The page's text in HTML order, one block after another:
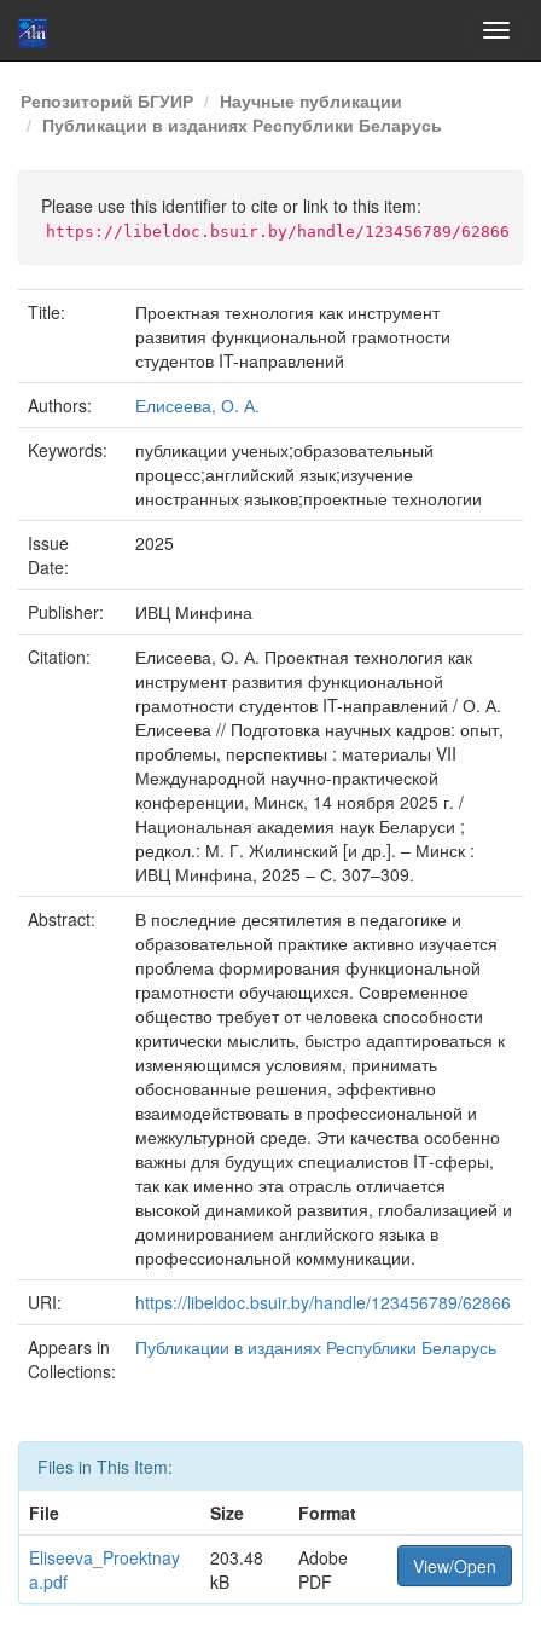
Skip
navigation
Репозиторий БГУИР
Научные публикации
Публикации в изданиях Республики Беларусь
Please use this identifier to cite or link to this item:
https://libeldoc.bsuir.by/handle/123456789/62866
Title:
Проектная технология как инструмент
развития функциональной грамотности
студентов IT-направлений
Authors:
Елисеева, О. А.
Keywords:
публикации ученых;образовательный
процесс;английский язык;изучение
иностранных языков;проектные технологии
Issue
Date:
2025
Publisher:
ИВЦ Минфина
Citation:
Елисеева, О. А. Проектная технология как
инструмент развития функциональной
грамотности студентов IT-направлений / О. А.
Елисеева // Подготовка научных кадров: опыт,
проблемы, перспективы : материалы VII
Международной научно-практической
конференции, Минск, 14 ноября 2025 г. /
Национальная академия наук Беларуси ;
редкол.: М. Г. Жилинский [и др.]. – Минск :
ИВЦ Минфина, 2025 – С. 307–309.
Abstract:
В последние десятилетия в педагогике и
образовательной практике активно изучается
проблема формирования функциональной
грамотности обучающихся. Современное
общество требует от человека способности
критически мыслить, быстро адаптироваться к
изменяющимся условиям, принимать
обоснованные решения, эффективно
взаимодействовать в профессиональной и
межкультурной среде. Эти качества особенно
важны для будущих специалистов IТ-сферы,
так как именно эта отрасль отличается
высокой динамикой развития, глобализацией и
доминированием английского языка в
профессиональной коммуникации.
URI:
https://libeldoc.bsuir.by/handle/123456789/62866
Appears in
Collections:
Публикации в изданиях Республики Беларусь
Files in This Item:
File
Size
Format
Eliseeva_Proektnay
a.pdf
203.48
kB
Adobe
PDF
View/Open